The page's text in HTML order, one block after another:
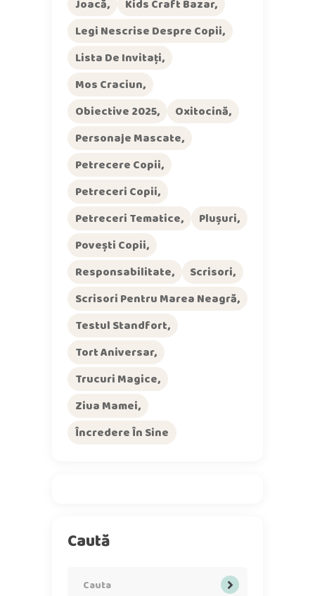
Joacă
Kids Craft Bazar
Legi Nescrise Despre Copii
Lista De Invitați
Mos Craciun
Obiective 2025
Oxitocină
Personaje Mascate
Petrecere Copii
Petreceri Copii
Petreceri Tematice
Plușuri
Povești Copii
Responsabilitate
Scrisori
Scrisori Pentru Marea Neagră
Testul Standfort
Tort Aniversar
Trucuri Magice
Ziua Mamei
Încredere În Sine
Caută
for: